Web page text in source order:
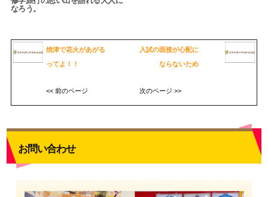
なろう。
焼津で花火があがる
ってよ！！
<< 前のページ
入試の面接が心配に
ならないため
次のページ >>
お問い合わせ